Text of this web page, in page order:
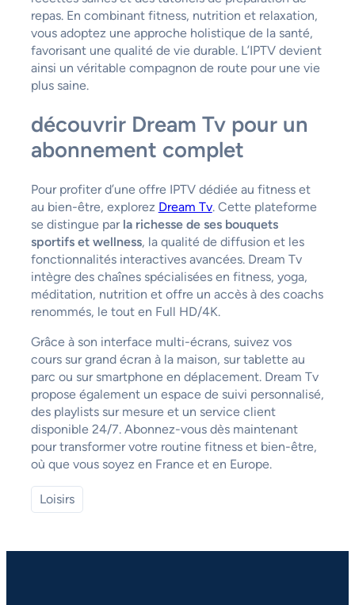
repas. En combinant fitness, nutrition et relaxation,
vous adoptez une approche holistique de la santé,
favorisant une qualité de vie durable. L’IPTV devient
ainsi un véritable compagnon de route pour une vie
plus saine.
découvrir Dream Tv pour un
abonnement complet
Pour profiter d’une offre IPTV dédiée au fitness et
au bien-être, explorez Dream Tv. Cette plateforme
se distingue par la richesse de ses bouquets
sportifs et wellness, la qualité de diffusion et les
fonctionnalités interactives avancées. Dream Tv
intègre des chaînes spécialisées en fitness, yoga,
méditation, nutrition et offre un accès à des coachs
renommés, le tout en Full HD/4K.
Grâce à son interface multi-écrans, suivez vos
cours sur grand écran à la maison, sur tablette au
parc ou sur smartphone en déplacement. Dream Tv
propose également un espace de suivi personnalisé,
des playlists sur mesure et un service client
disponible 24/7. Abonnez-vous dès maintenant
pour transformer votre routine fitness et bien-être,
où que vous soyez en France et en Europe.
Loisirs